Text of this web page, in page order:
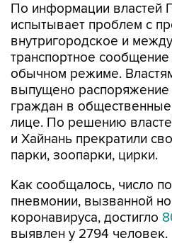
По информации властей
испытывает проблем с
внутригородское и
транспортное
обычном режиме.
выпущено распоряжение
граждан в
лице. По решению
и Хайнань прекратили
парки, зоопарки, цирки.
Как сообщалось, число
пневмонии, вызванной
коронавируса, достигло
выявлен у 2794 человек.